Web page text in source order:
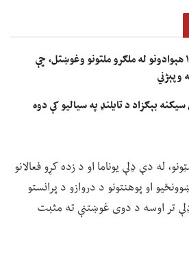
د بشري حقونو سازمانونه: ۱۴ هېوادونو له ملګرو ملتونو وغوښتل، چې
بېګزاد د تایلنډ په سیالیو کې دوه
له دې ډلې یوناما او د زده کړو فعالانو
او پوهنتونو د دروازو د پرانستو
تر اوسه د دوی غوښتنې ته مثبت